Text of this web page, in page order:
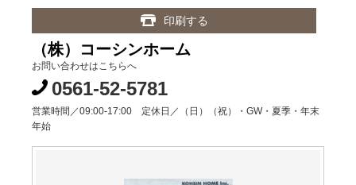
（株）コーシンホーム
お問い合わせはこちらへ
0561-52-5781
営業時間／09:00-17:00 定休日／（日）（祝）・GW・夏季・年末
年始
印刷する